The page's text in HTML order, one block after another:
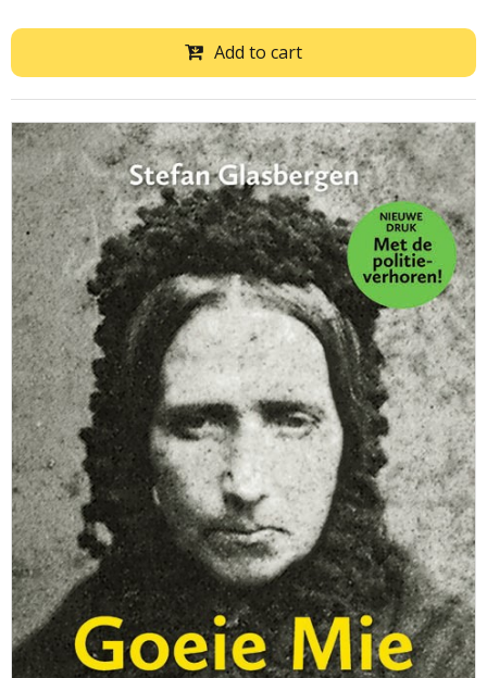
Add to cart